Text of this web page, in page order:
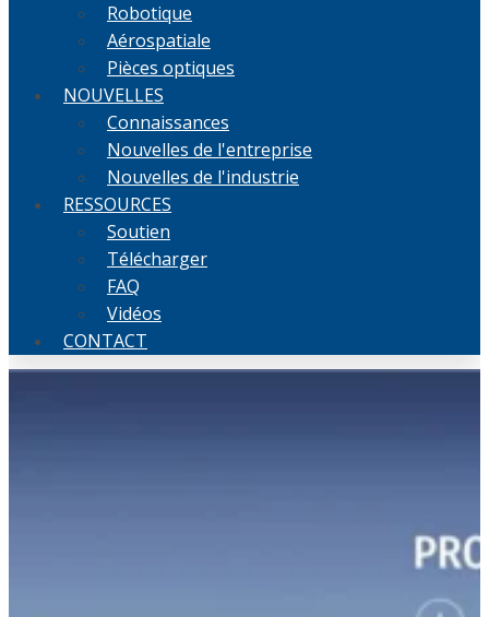
Robotique
Aérospatiale
Pièces optiques
NOUVELLES
Connaissances
Nouvelles de l'entreprise
Nouvelles de l'industrie
RESSOURCES
Soutien
Télécharger
FAQ
Vidéos
CONTACT